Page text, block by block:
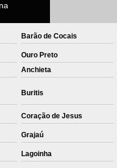
Barão de Cocais
Ouro Preto
Anchieta
Buritis
Coração de Jesus
Grajaú
Lagoinha